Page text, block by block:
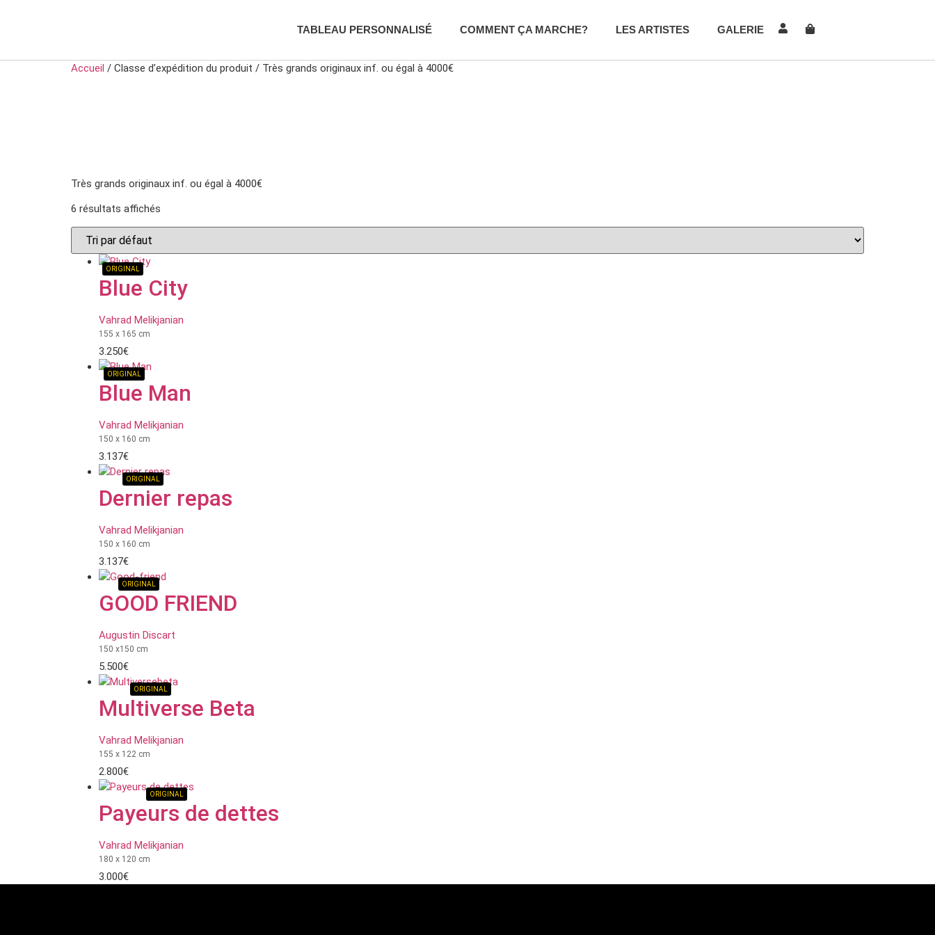
TABLEAU PERSONNALISÉ COMMENT ÇA MARCHE? LES ARTISTES GALERIE
Accueil / Classe d’expédition du produit / Très grands originaux inf. ou égal à 4000€
Très grands originaux inf. ou égal à 4000€
6 résultats affichés
ORIGINAL
Blue City
Vahrad Melikjanian
155 x 165 cm
3.250€
ORIGINAL
Blue Man
Vahrad Melikjanian
150 x 160 cm
3.137€
ORIGINAL
Dernier repas
Vahrad Melikjanian
150 x 160 cm
3.137€
ORIGINAL
GOOD FRIEND
Augustin Discart
150 x150 cm
5.500€
ORIGINAL
Multiverse Beta
Vahrad Melikjanian
155 x 122 cm
2.800€
ORIGINAL
Payeurs de dettes
Vahrad Melikjanian
180 x 120 cm
3.000€